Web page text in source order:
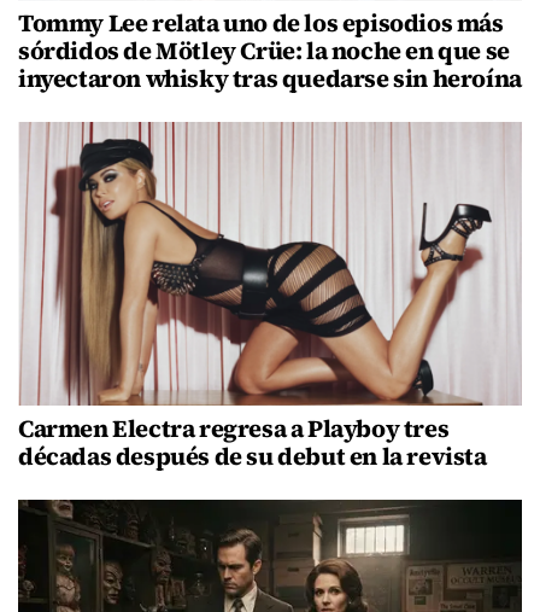
Tommy Lee relata uno de los episodios más
sórdidos de Mötley Crüe: la noche en que se
inyectaron whisky tras quedarse sin heroína
Carmen Electra regresa a Playboy tres
décadas después de su debut en la revista